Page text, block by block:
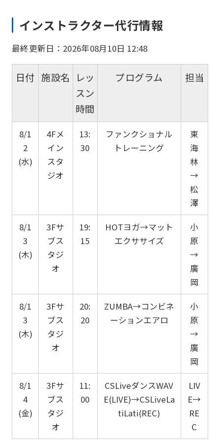
インストラクター代行情報
最終更新日：2026年08月10日 12:48
日付 施設名
レッ
スン
時間
プログラム 担当
8/1
2
(水)
4Fメ
イン
スタ
ジオ
13:
30
ファンクショナル
トレーニング
東
海
林
→
松
澤
8/1
3
(木)
3Fサ
ブス
タジ
オ
19:
15
HOTヨガ→マット
エクササイズ
小
原
→
廣
岡
8/1
3
(木)
3Fサ
ブス
タジ
オ
20:
20
ZUMBA→コンビネ
ーションエアロ
小
原
→
廣
岡
8/1
4
(金)
3Fサ
ブス
タジ
オ
11:
00
CSLiveダンスWAV
E(LIVE)→CSLiveLa
tiLati(REC)
LIV
E→
RE
C